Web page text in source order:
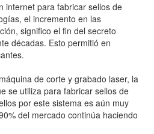
internet para fabricar sellos de
el incremento en las
significo el fin del secreto
décadas. Esto permitió en
de corte y grabado laser, la
se utiliza para fabricar sellos de
por este sistema es aún muy
del mercado continúa haciendo